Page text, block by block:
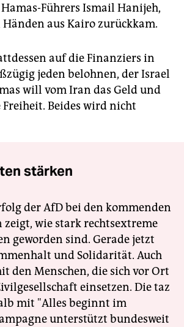
Führers Ismail Hanijeh,
aus Kairo zurückkam.
auf die Finanziers in
jeden belohnen, der Israel
will vom Iran das Geld und
Beides wird nicht
stärken
der AfD bei den kommenden
zeigt, wie stark rechtsextreme
geworden sind. Gerade jetzt
und Solidarität. Auch
den Menschen, die sich vor Ort
einsetzen. Die taz
mit "Alles beginnt im
unterstützt bundesweit